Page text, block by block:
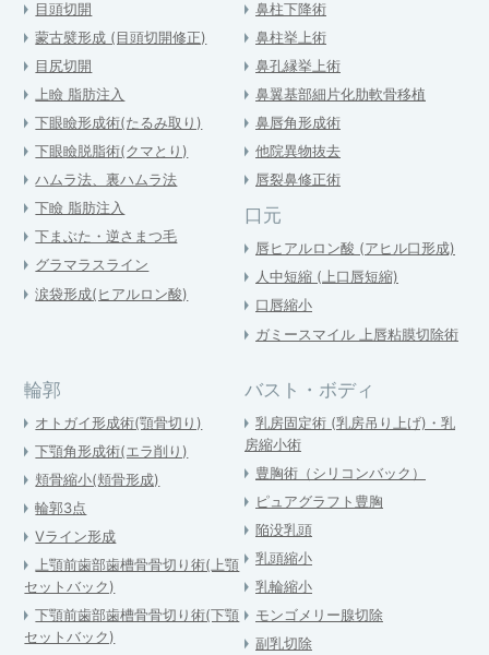
目頭切開
蒙古襞形成 (目頭切開修正)
目尻切開
上瞼 脂肪注入
下眼瞼形成術(たるみ取り)
下眼瞼脱脂術(クマとり)
ハムラ法、裏ハムラ法
下瞼 脂肪注入
下まぶた・逆さまつ毛
グラマラスライン
涙袋形成(ヒアルロン酸)
鼻柱下降術
鼻柱挙上術
鼻孔縁挙上術
鼻翼基部細片化肋軟骨移植
鼻唇角形成術
他院異物抜去
唇裂鼻修正術
口元
唇ヒアルロン酸 (アヒル口形成)
人中短縮 (上口唇短縮)
口唇縮小
ガミースマイル 上唇粘膜切除術
輪郭
オトガイ形成術(顎骨切り)
下顎角形成術(エラ削り)
頬骨縮小(頬骨形成)
輪郭3点
Vライン形成
上顎前歯部歯槽骨骨切り術(上顎
セットバック)
下顎前歯部歯槽骨骨切り術(下顎
セットバック)
バスト・ボディ
乳房固定術 (乳房吊り上げ)・乳
房縮小術
豊胸術（シリコンバック）
ピュアグラフト豊胸
陥没乳頭
乳頭縮小
乳輪縮小
モンゴメリー腺切除
副乳切除